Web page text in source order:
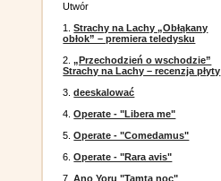
Utwór
1.Strachy na Lachy „Obłąkany
obłok” – premiera teledysku
2.„Przechodzień o wschodzie”
Strachy na Lachy – recenzja płyty
3.deeskalować
4.Operate - "Libera me"
5.Operate - "Comedamus"
6.Operate - "Rara avis"
7.Ano Yoru "Tamta noc"